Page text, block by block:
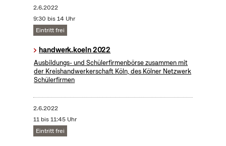
2.6.2022
9:30 bis 14 Uhr
Eintritt frei
handwerk.koeln 2022
Ausbildungs- und Schülerfirmenbörse zusammen mit
der Kreishandwerkerschaft Köln, des Kölner Netzwerk
Schülerfirmen
2.6.2022
11 bis 11:45 Uhr
Eintritt frei